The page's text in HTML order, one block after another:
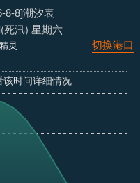
8-8]潮汐表
死汛) 星期六
切换港口
灵
时间详细情况